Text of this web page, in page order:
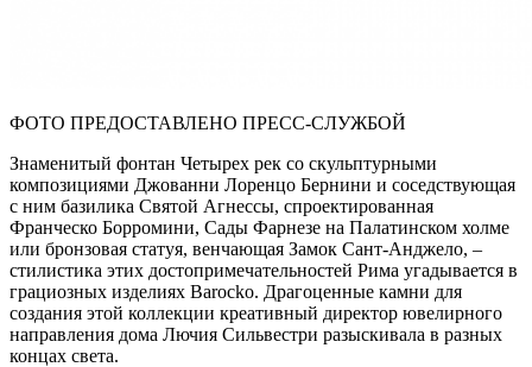
ФОТО ПРЕДОСТАВЛЕНО ПРЕСС-СЛУЖБОЙ
Знаменитый фонтан Четырех рек со скульптурными
композициями Джованни Лоренцо Бернини и соседствующая
с ним базилика Святой Агнессы, спроектированная
Франческо Борромини, Сады Фарнезе на Палатинском холме
или бронзовая статуя, венчающая Замок Сант-Анджело, –
стилистика этих достопримечательностей Рима угадывается в
грациозных изделиях Barocko. Драгоценные камни для
создания этой коллекции креативный директор ювелирного
направления дома Лючия Сильвестри разыскивала в разных
концах света.